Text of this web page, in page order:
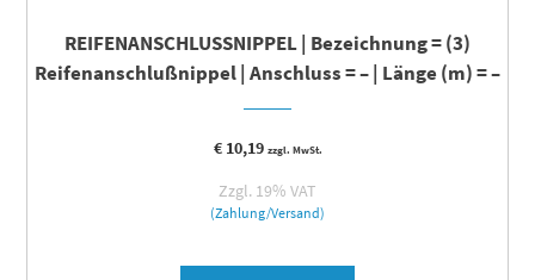
REIFENANSCHLUSSNIPPEL | Bezeichnung = (3)
Reifenanschlußnippel | Anschluss = – | Länge (m) = –
€10,19 zzgl. MwSt.
Zzgl. 19% VAT
(Zahlung/Versand)